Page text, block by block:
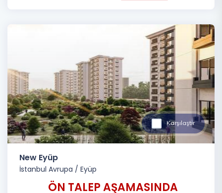
Karşılaştır
New Eyüp
İstanbul Avrupa / Eyüp
ÖN TALEP AŞAMASINDA